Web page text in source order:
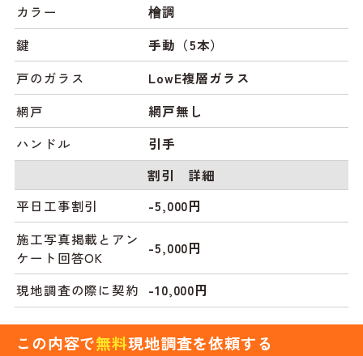
カラー
檜調
鍵
手動（5本）
戸のガラス
LowE複層ガラス
網戸
網戸無し
ハンドル
引手
割引 詳細
平日工事割引
-5,000円
施工写真掲載とアン
ケート回答OK
-5,000円
現地調査の際に契約 -10,000円
この内容で無料現地調査を依頼する